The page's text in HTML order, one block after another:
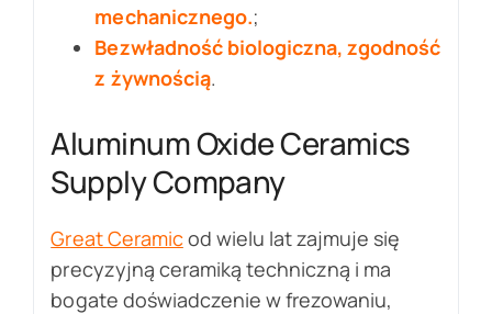
mechanicznego.;
Bezwładność biologiczna, zgodność
z żywnością.
Aluminum Oxide Ceramics
Supply Company
Great Ceramicod wielu lat zajmuje się
precyzyjną ceramiką techniczną i ma
bogate doświadczenie w frezowaniu,